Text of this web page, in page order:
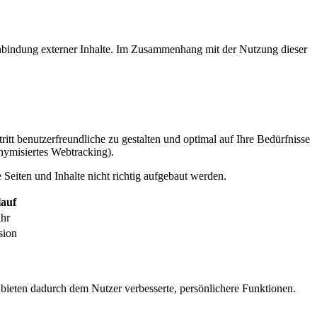
externer Inhalte. Im Zusammenhang mit der Nutzung dieser
benutzerfreundliche zu gestalten und optimal auf Ihre Bedürfnisse
Webtracking).
und Inhalte nicht richtig aufgebaut werden.
dadurch dem Nutzer verbesserte, persönlichere Funktionen.